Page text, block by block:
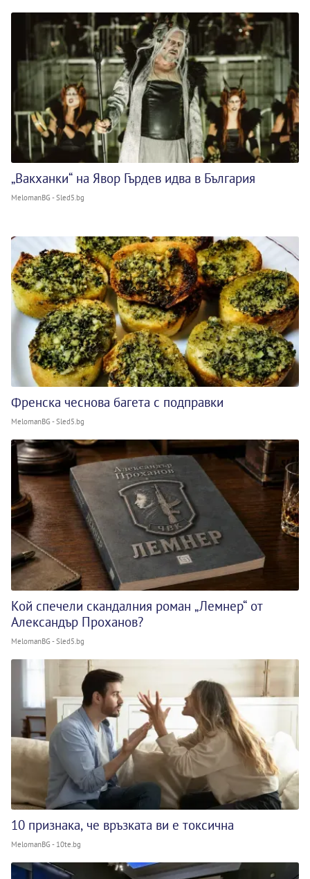
„Вакханки“ на Явор Гърдев идва в България
MelomanBG - Sled5.bg
Френска чеснова багета с подправки
MelomanBG - Sled5.bg
Кой спечели скандалния роман „Лемнер“ от
Александър Проханов?
MelomanBG - Sled5.bg
10 признака, че връзката ви е токсична
MelomanBG - 10te.bg